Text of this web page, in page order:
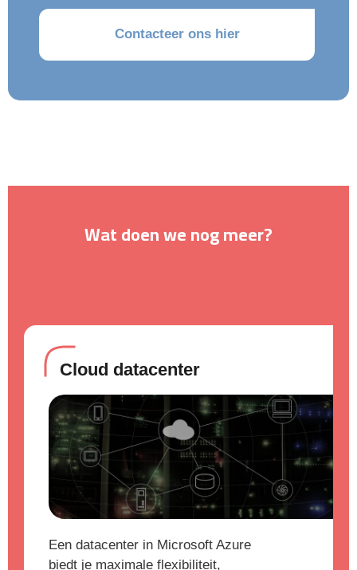
CAPTCHA
Wat doen we nog meer?
Cloud datacenter
Een datacenter in Microsoft Azure
biedt je maximale flexibiliteit,